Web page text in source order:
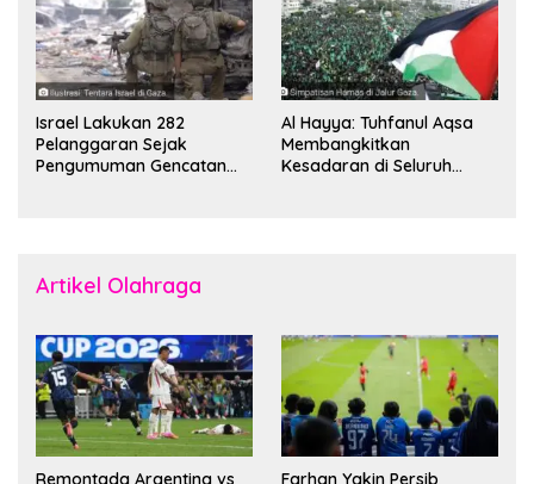
Israel Lakukan 282
Pelanggaran Sejak
Pengumuman Gencatan
Al Hayya: Tuhfanul Aqsa
Membangkitkan
Kesadaran di Seluruh
Artikel Olahraga
Remontada Argentina vs
Farhan Yakin Persib